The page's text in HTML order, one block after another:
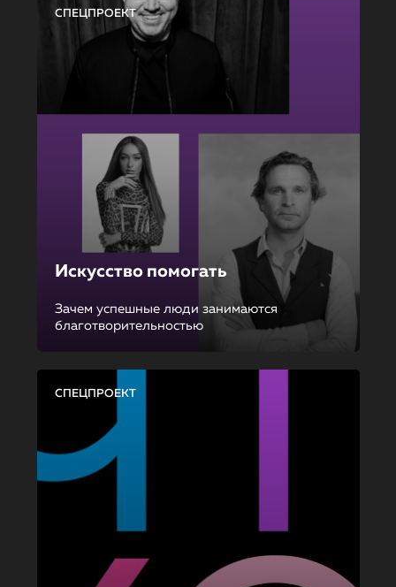
СПЕЦПРОЕКТ
Искусство помогать
Зачем успешные люди занимаются
благотворительностью
СПЕЦПРОЕКТ